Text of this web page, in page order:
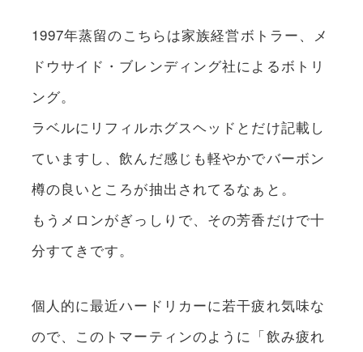
1997年蒸留のこちらは家族経営ボトラー、メ
ドウサイド・ブレンディング社によるボトリ
ング。
ラベルにリフィルホグスヘッドとだけ記載し
ていますし、飲んだ感じも軽やかでバーボン
樽の良いところが抽出されてるなぁと。
もうメロンがぎっしりで、その芳香だけで十
分すてきです。
個人的に最近ハードリカーに若干疲れ気味な
ので、このトマーティンのように「飲み疲れ